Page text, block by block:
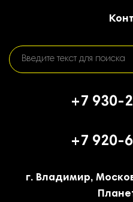
+7 930-
+7 920-
г. Владимир,